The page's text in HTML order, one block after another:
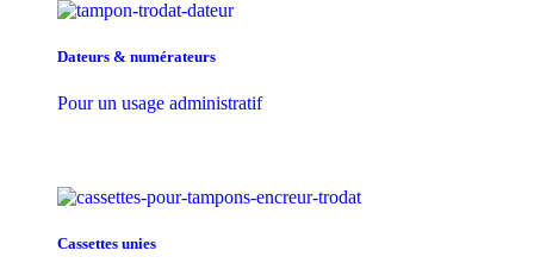
Dateurs & numérateurs
Pour un usage administratif
Cassettes unies